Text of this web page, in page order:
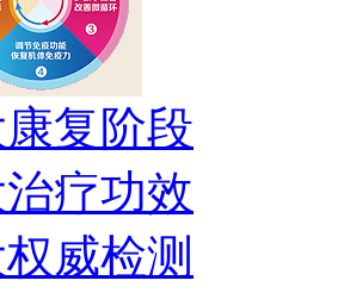
康复阶段
疗功效
威检测